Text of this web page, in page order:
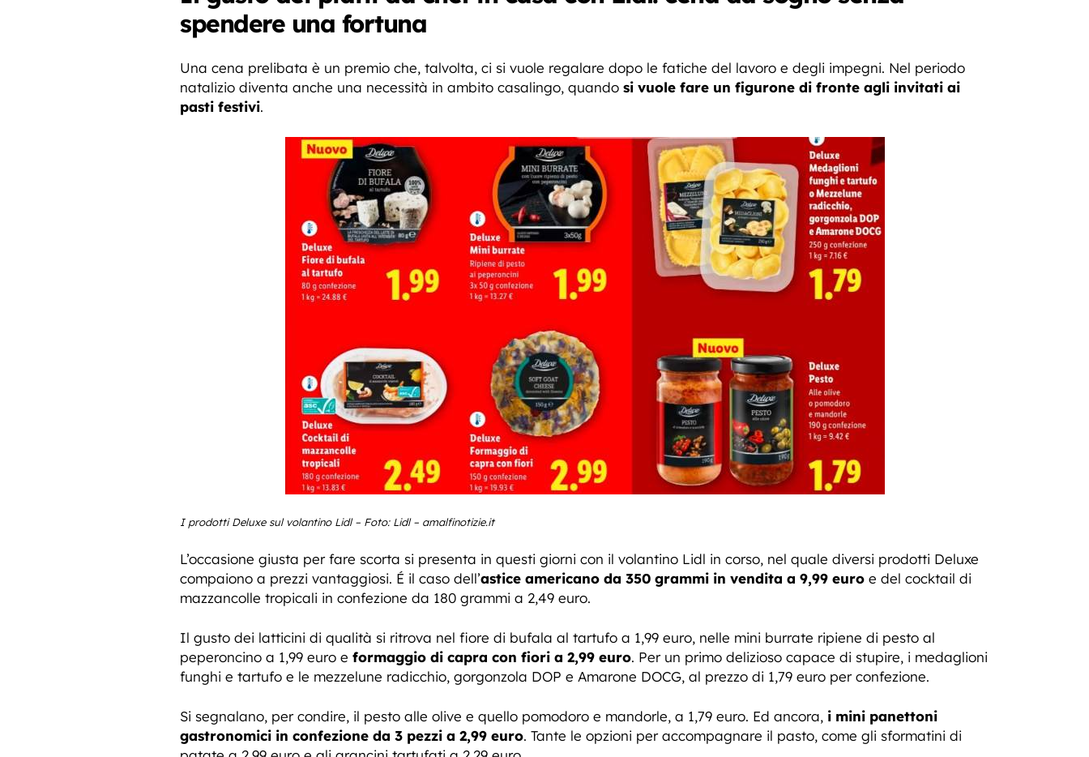
spendere una fortuna
Una cena prelibata è un premio che, talvolta, ci si vuole regalare dopo le fatiche del lavoro e degli impegni. Nel periodo
natalizio diventa anche una necessità in ambito casalingo, quando si vuole fare un figurone di fronte agli invitati ai
pasti festivi.
I prodotti Deluxe sul volantino Lidl – Foto: Lidl – amalfinotizie.it
L’occasione giusta per fare scorta si presenta in questi giorni con il volantino Lidl in corso, nel quale diversi prodotti Deluxe
compaiono a prezzi vantaggiosi. É il caso dell’astice americano da 350 grammi in vendita a 9,99 euro e del cocktail di
mazzancolle tropicali in confezione da 180 grammi a 2,49 euro.
Il gusto dei latticini di qualità si ritrova nel fiore di bufala al tartufo a 1,99 euro, nelle mini burrate ripiene di pesto al
peperoncino a 1,99 euro e formaggio di capra con fiori a 2,99 euro. Per un primo delizioso capace di stupire, i medaglioni
funghi e tartufo e le mezzelune radicchio, gorgonzola DOP e Amarone DOCG, al prezzo di 1,79 euro per confezione.
Si segnalano, per condire, il pesto alle olive e quello pomodoro e mandorle, a 1,79 euro. Ed ancora, i mini panettoni
gastronomici in confezione da 3 pezzi a 2,99 euro. Tante le opzioni per accompagnare il pasto, come gli sformatini di